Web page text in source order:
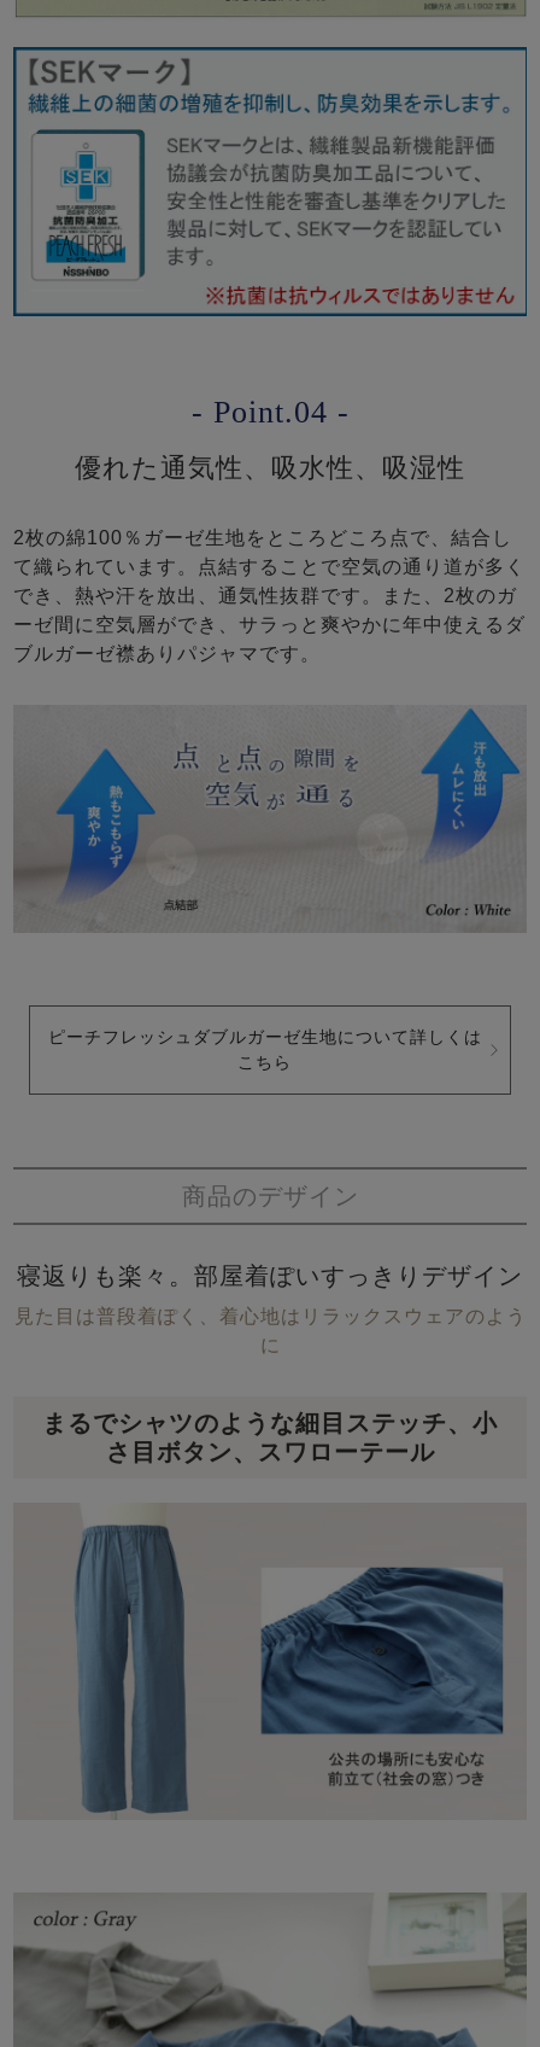
- Point.04 -
優れた通気性、吸水性、吸湿性
2枚の綿100％ガーゼ生地をところどころ点で、結合し
て織られています。点結することで空気の通り道が多く
でき、熱や汗を放出、通気性抜群です。また、2枚のガ
ーゼ間に空気層ができ、サラっと爽やかに年中使えるダ
ブルガーゼ襟ありパジャマです。
ピーチフレッシュダブルガーゼ生地について詳しくは
こちら
商品のデザイン
寝返りも楽々。部屋着ぽいすっきりデザイン
見た目は普段着ぽく、着心地はリラックスウェアのよう
に
まるでシャツのような細目ステッチ、小
さ目ボタン、スワローテール